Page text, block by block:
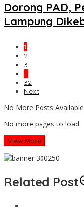
Dorong PAD,
Lampung
1
2
3
…
32
Next
No More Posts Available.
No more pages to load.
View More
Related Post